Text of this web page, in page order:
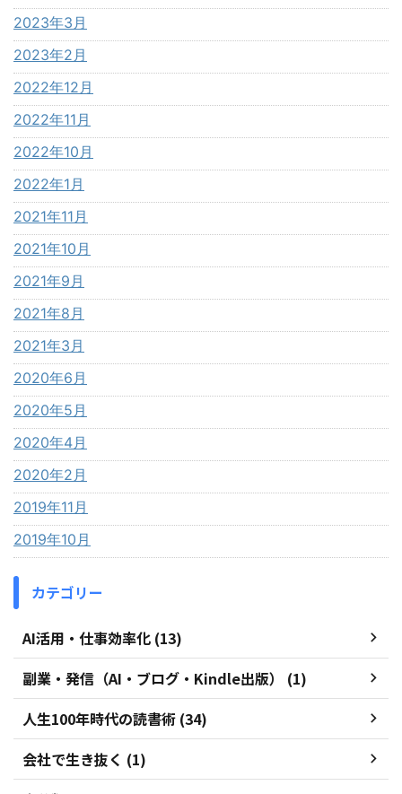
2023年3月
2023年2月
2022年12月
2022年11月
2022年10月
2022年1月
2021年11月
2021年10月
2021年9月
2021年8月
2021年3月
2020年6月
2020年5月
2020年4月
2020年2月
2019年11月
2019年10月
カテゴリー
AI活用・仕事効率化 (13)
副業・発信（AI・ブログ・Kindle出版） (1)
人生100年時代の読書術 (34)
会社で生き抜く (1)